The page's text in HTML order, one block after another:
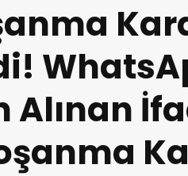
Alınan